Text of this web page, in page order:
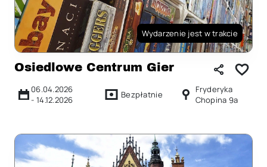
Wydarzenie jest w trakcie
Osiedlowe Centrum Gier
06.04.2026
- 14.12.2026 Bezpłatnie
Fryderyka
Chopina 9a